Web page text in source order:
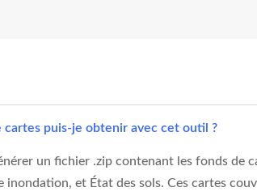
cartes puis-je obtenir avec cet outil ?
un fichier .zip contenant les fonds de
inondation, et État des sols. Ces cartes